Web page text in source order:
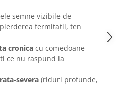
semne vizibile de
fermitatii, ten
cronica cu comedoane
ce nu raspund la
severa (riduri profunde,